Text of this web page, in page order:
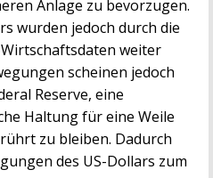
Anlage zu bevorzugen.
wurden jedoch durch die
weiter
scheinen jedoch
Reserve, eine
Haltung für eine Weile
zu bleiben. Dadurch
des US-Dollars zum